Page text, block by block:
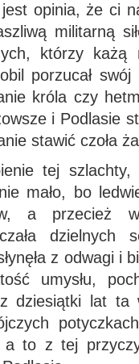
opinia, że ci
militarną
którzy
porzucał
króla czy
i Podlasie
stawić czoła
tej
mało, bo
a przecież
dzielnych
z odwagi i
umysłu,
dziesiątki lat ta
to z tej